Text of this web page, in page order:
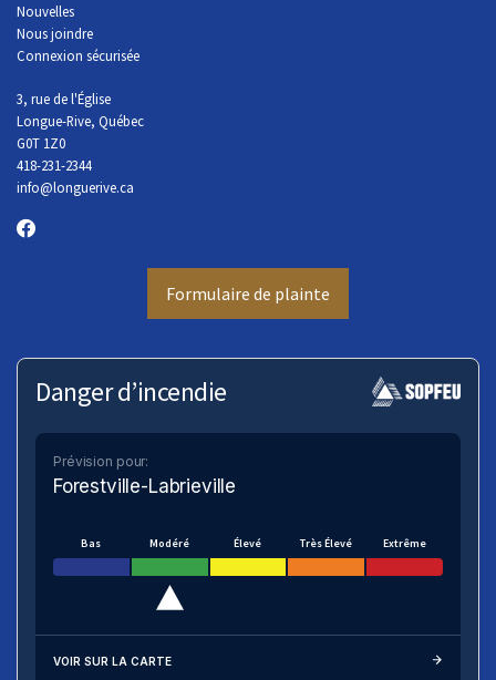
Nouvelles
Nous joindre
Connexion sécurisée
3, rue de l'Église
Longue-Rive, Québec
G0T 1Z0
418-231-2344
info@longuerive.ca
Formulaire de plainte
Danger d’incendie
Prévision pour:
Forestville-Labrieville
Bas Modéré Élevé Très Élevé Extrême
VOIR SUR LA CARTE